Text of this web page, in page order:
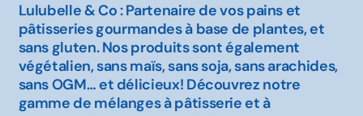
Lulubelle & Co : Partenaire de vos pains et
pâtisseries gourmandes à base de plantes, et
sans gluten. Nos produits sont également
végétalien, sans maïs, sans soja, sans arachides,
sans OGM… et délicieux! Découvrez notre
gamme de mélanges à pâtisserie et à